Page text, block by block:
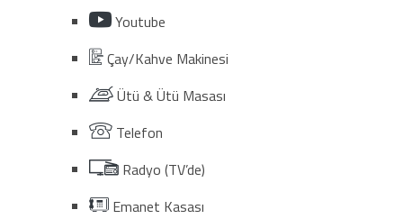
Youtube
Çay/Kahve Makinesi
Ütü & Ütü Masası
Telefon
Radyo (TV’de)
Emanet Kasası